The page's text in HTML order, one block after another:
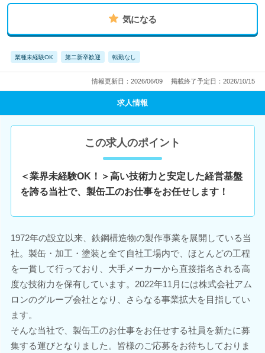
気になる
業種未経験OK 第二新卒歓迎 転勤なし
情報更新日：2026/06/09 掲載終了予定日：2026/10/15
求人情報
この求人のポイント
＜業界未経験OK！＞高い技術力と安定した経営基盤
を誇る当社で、製缶工のお仕事をお任せします！
1972年の設立以来、鉄鋼構造物の製作事業を展開している当
社。製缶・加工・塗装と全て自社工場内で、ほとんどの工程
を一貫して行っており、大手メーカーから直接指名される高
度な技術力を保有しています。2022年11月には株式会社アム
ロンのグループ会社となり、さらなる事業拡大を目指してい
ます。
そんな当社で、製缶工のお仕事をお任せする社員を新たに募
集する運びとなりました。皆様のご応募をお待ちしておりま